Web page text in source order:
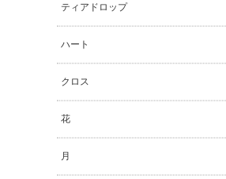
ティアドロップ
ハート
クロス
花
月